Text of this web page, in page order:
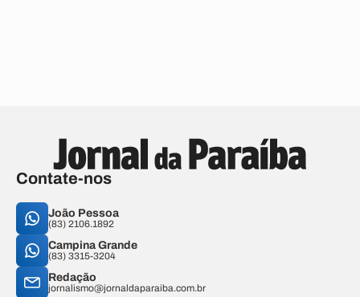
Contate-nos
João Pessoa
(83) 2106.1892
Campina Grande
(83) 3315-3204
Redação
jornalismo@jornaldaparaiba.com.br